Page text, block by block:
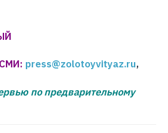
press@zolotoyvityaz.ru,
по предварительному